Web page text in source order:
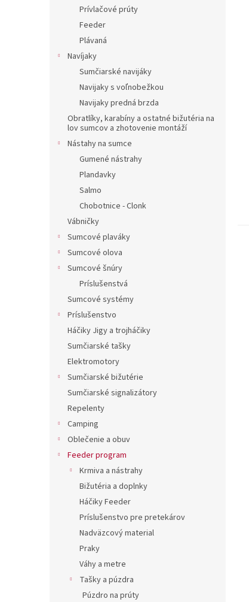
Prívlačové prúty
Feeder
Plávaná
Navíjaky
Sumčiarské navijáky
Navijaky s voľnobežkou
Navijaky predná brzda
Obratlíky, karabíny a ostatné bižutéria na
lov sumcov a zhotovenie montáží
Nástahy na sumce
Gumené nástrahy
Plandavky
Salmo
Chobotnice - Clonk
Vábničky
Sumcové plaváky
Sumcové olova
Sumcové šnúry
Príslušenstvá
Sumcové systémy
Príslušenstvo
Háčiky Jigy a trojháčiky
Sumčiarské tašky
Elektromotory
Sumčiarské bižutérie
Sumčiarské signalizátory
Repelenty
Camping
Oblečenie a obuv
Feeder program
Krmiva a nástrahy
Bižutéria a doplnky
Háčiky Feeder
Príslušenstvo pre pretekárov
Nadväzcový material
Praky
Váhy a metre
Tašky a púzdra
Púzdro na prúty